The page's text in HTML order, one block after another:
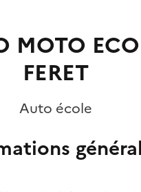
MOTO
FERET
Auto école